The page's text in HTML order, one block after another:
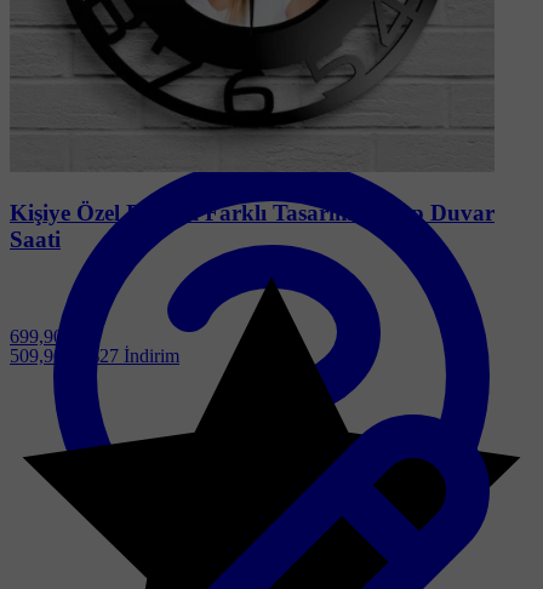
Yeni
Kişiye Özel Resimli Farklı Tasarım Ahşap Duvar
Saati
699,90 ₺
509,90 ₺
%27 İndirim